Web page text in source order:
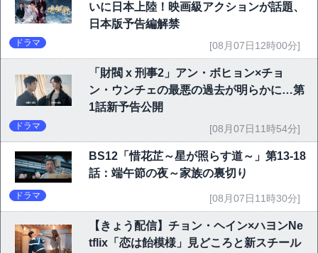
いに日本上陸！映画級アクションが話題、
日本版予告編解禁
ドラマ [08月07日12時00分]
「財閥 x 刑事2」アン・ボヒョン×チョ
ン・ウンチェの最悪の過去が明らかに…第
1話新予告公開
ドラマ [08月07日11時54分]
BS12「惜花芷～星が照らす道～」第13-18
話：端午節の夜～家族の裏切り
ドラマ [08月07日11時30分]
【きょう配信】チョン・ヘイン×ハヨンNe
tflix「恋は飴模様」見どころと新スチール